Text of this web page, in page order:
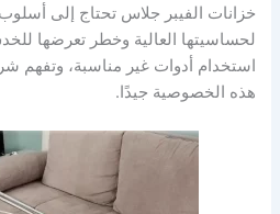
خزانات الفيبر جلاس تحتاج إلى
لحساسيتها العالية وخطر تعرضها
استخدام أدوات غير مناسبة، وتفهم
هذه الخصوصية جيدًا.